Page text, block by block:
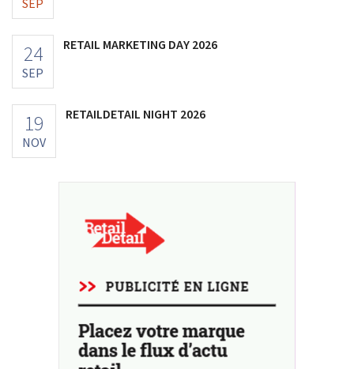
SEP
24
SEP
RETAIL MARKETING DAY 2026
19
NOV
RETAILDETAIL NIGHT 2026